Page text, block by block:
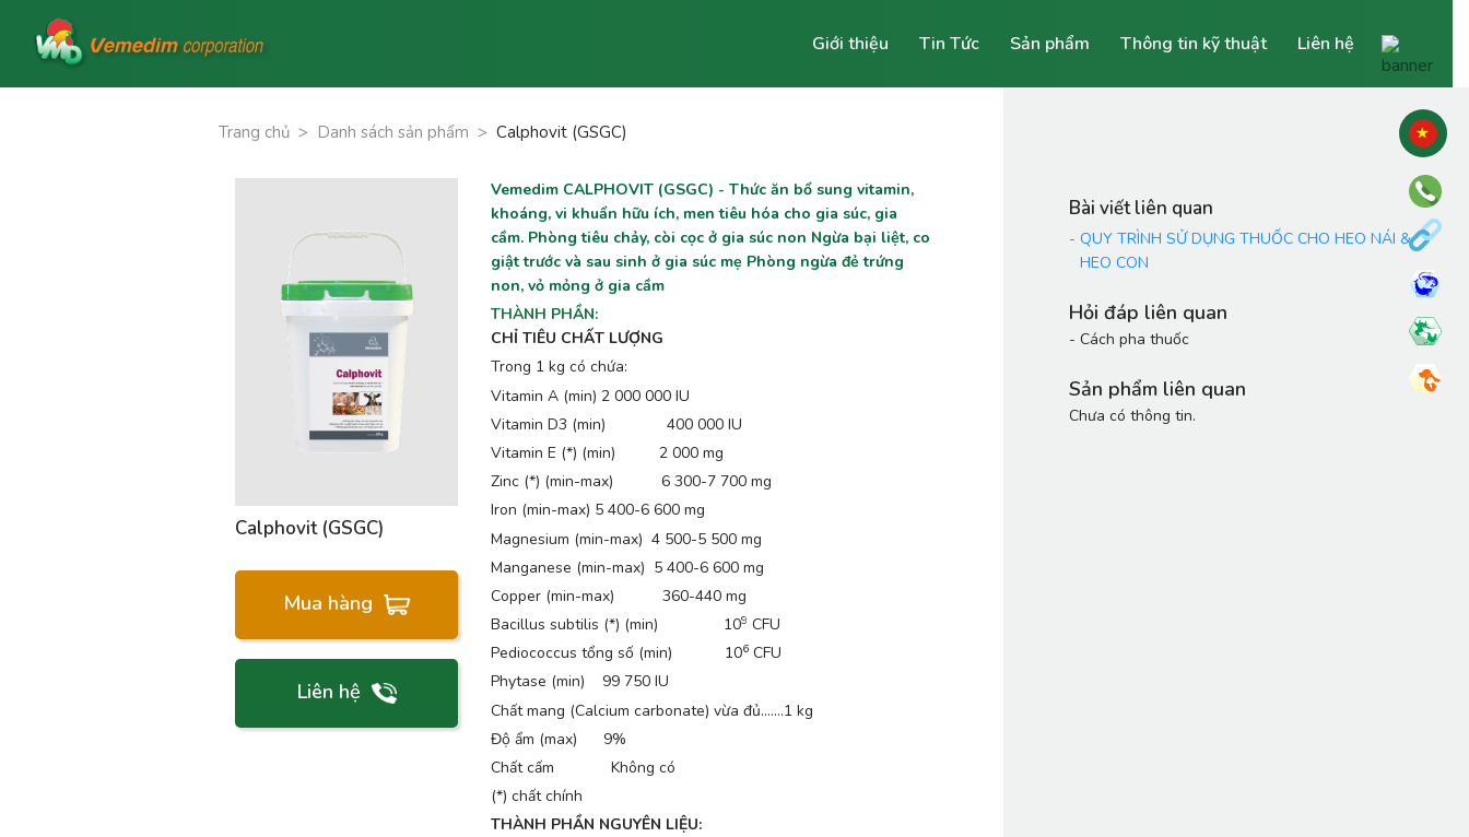
Giới thiệu Tin Tức Sản phẩm Thông tin kỹ thuật Liên hệ
Trang chủ > Danh sách sản phẩm > Calphovit (GSGC)
Calphovit (GSGC)
Mua hàng
Liên hệ
Vemedim CALPHOVIT (GSGC) - Thức ăn bổ sung vitamin,
khoáng, vi khuẩn hữu ích, men tiêu hóa cho gia súc, gia
cầm. Phòng tiêu chảy, còi cọc ở gia súc non Ngừa bại liệt, co
giật trước và sau sinh ở gia súc mẹ Phòng ngừa đẻ trứng
non, vỏ mỏng ở gia cầm
THÀNH PHẦN:
CHỈ TIÊU CHẤT LƯỢNG
Trong 1 kg có chứa:
Vitamin A (min) 2 000 000 IU
Vitamin D3 (min) 400 000 IU
Vitamin E (*) (min) 2 000 mg
Zinc (*) (min-max) 6 300-7 700 mg
Iron (min-max) 5 400-6 600 mg
Magnesium (min-max) 4 500-5 500 mg
Manganese (min-max) 5 400-6 600 mg
Copper (min-max) 360-440 mg
Bacillus subtilis (*) (min) 109 CFU
Pediococcus tổng số (min) 106 CFU
Phytase (min) 99 750 IU
Chất mang (Calcium carbonate) vừa đủ.......1 kg
Độ ẩm (max) 9%
Chất cấm Không có
(*) chất chính
THÀNH PHẦN NGUYÊN LIỆU:
Bài viết liên quan
- QUY TRÌNH SỬ DỤNG THUỐC CHO HEO NÁI &
HEO CON
Hỏi đáp liên quan
- Cách pha thuốc
Sản phẩm liên quan
Chưa có thông tin.